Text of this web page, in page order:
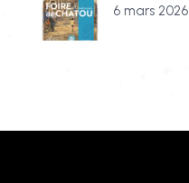
6 mars 2026